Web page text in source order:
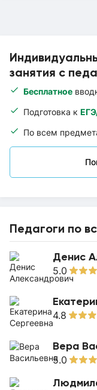
занятия с
Бесплатное
Подготовка к
По всем
Педагоги по
Денис
5.0
4.8
Вера
5.0